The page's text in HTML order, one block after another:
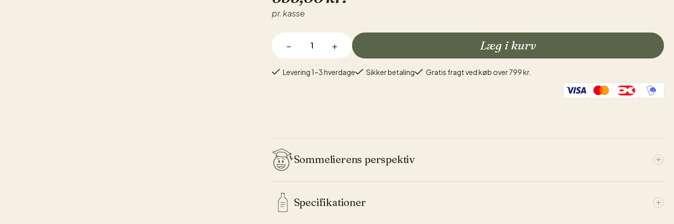
pr. kasse
− + Læg i kurv
Levering 1–3 hverdage Sikker betaling Gratis fragt ved køb over 799 kr.
Sommelierens perspektiv
Den danske rødvin Sort Lagune fra Vesterhave Vingaard er en intens og fyldig vin med noter af mørke kirsebær,
Specifikationer